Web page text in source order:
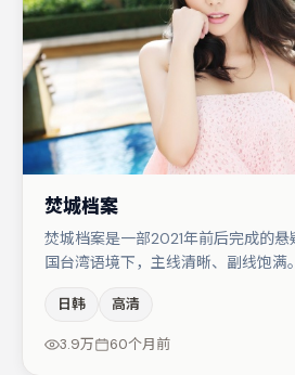
焚城档案
焚城档案是一部2021年前后完成的
国台湾语境下，主线清晰、副线饱满
当。主演阵容包括孔刘、马丽、廖凡
应，适合喜欢抠台词与伏笔的观众。
日韩 高清
3.9万 60个月前